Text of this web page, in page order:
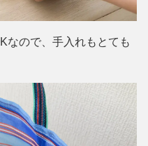
なので、手入れもとても